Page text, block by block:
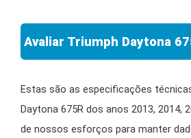
Avaliar Triumph Daytona
Estas são as especificações
Daytona 675R dos anos 2013, 2014,
de nossos esforços para manter